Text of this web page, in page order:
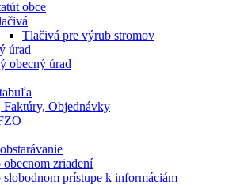
obce
Tlačivá pre výrub stromov
úrad
obecný úrad
Faktúry, Objednávky
obecnom zriadení
slobodnom prístupe k informáciám